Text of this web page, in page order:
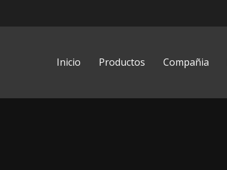
Inicio Productos Compañia